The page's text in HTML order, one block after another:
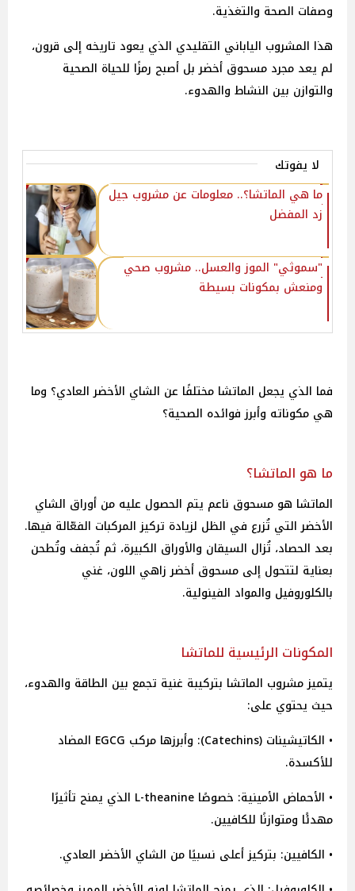
وصفات الصحة والتغذية.
هذا المشروب الياباني التقليدي الذي يعود تاريخه إلى قرون،
لم يعد مجرد مسحوق أخضر بل أصبح رمزًا للحياة الصحية
والتوازن بين النشاط والهدوء.
لا يفوتك
ما هي الماتشا؟.. معلومات عن مشروب جيل
زد المفضل
"سموثي" الموز والعسل.. مشروب صحي
ومنعش بمكونات بسيطة
فما الذي يجعل الماتشا مختلفًا عن الشاي الأخضر العادي؟ وما
هي مكوناته وأبرز فوائده الصحية؟
ما هو الماتشا؟
الماتشا هو مسحوق ناعم يتم الحصول عليه من أوراق الشاي
الأخضر التي تُزرع في الظل لزيادة تركيز المركبات الفعّالة فيها.
بعد الحصاد، تُزال السيقان والأوراق الكبيرة، ثم تُجفف وتُطحن
بعناية لتتحول إلى مسحوق أخضر زاهي اللون، غني
بالكلوروفيل والمواد الفينولية.
المكونات الرئيسية للماتشا
يتميز مشروب الماتشا بتركيبة غنية تجمع بين الطاقة والهدوء،
حيث يحتوي على:
• الكاتيشينات (Catechins): وأبرزها مركب EGCG المضاد
للأكسدة.
• الأحماض الأمينية: خصوصًا L-theanine الذي يمنح تأثيرًا
مهدئًا ومتوازنًا للكافيين.
• الكافيين: بتركيز أعلى نسبيًا من الشاي الأخضر العادي.